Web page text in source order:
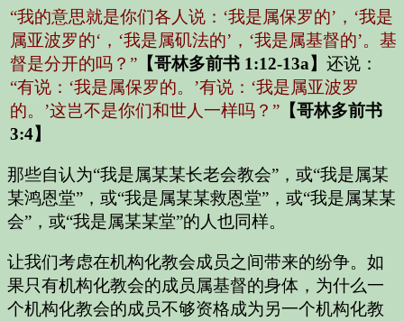
“我的意思就是你们各人说：‘我是属保罗的’，‘我是
属亚波罗的‘，‘我是属矶法的’，‘我是属基督的’。基
督是分开的吗？” 【哥林多前书 1:12-13a】 还说：
“有说：‘我是属保罗的。’有说：‘我是属亚波罗
的。’这岂不是你们和世人一样吗？” 【哥林多前书
3:4】
那些自认为“我是属某某长老会教会”，或“我是属某
某鸿恩堂”，或“我是属某某救恩堂”，或“我是属某某
会”，或“我是属某某堂”的人也同样。
让我们考虑在机构化教会成员之间带来的纷争。如
果只有机构化教会的成员属基督的身体，为什么一
个机构化教会的成员不够资格成为另一个机构化教